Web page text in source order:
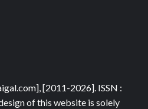
[2011-2026]. ISSN :
of this website is solely